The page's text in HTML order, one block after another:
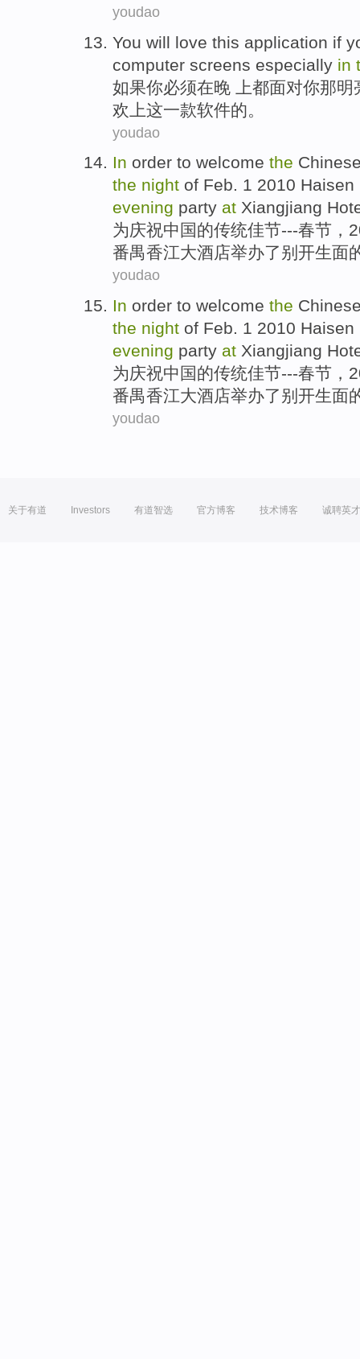
youdao
You will love this application if
computer screens especially in
如果你必须在晚 上都面对你那明
欢 上这一款软件的。
youdao
In order to welcome the
the night of Feb. 1 2010 Haisen
evening party at Xiangjiang
为庆祝中国的传统佳节---春节，
番禺香江大酒店举办了别开生面
youdao
In order to welcome the
the night of Feb. 1 2010 Haisen
evening party at Xiangjiang
为庆祝中国的传统佳节---春节，
番禺香江大酒店举办了别开生面
youdao
关于有道 Investors 有道智选 官方博客 技术博客 诚聘英才